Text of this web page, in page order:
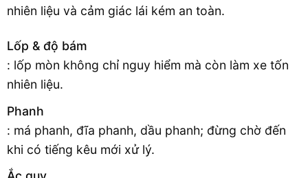
nhiên liệu và cảm giác lái kém an toàn.
Lốp & độ bám
: lốp mòn không chỉ nguy hiểm mà còn làm xe tốn
nhiên liệu.
Phanh
: má phanh, đĩa phanh, dầu phanh; đừng chờ đến
khi có tiếng kêu mới xử lý.